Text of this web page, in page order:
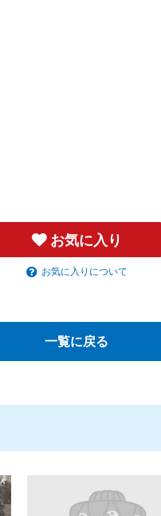
お気に入り
お気に入りについて
一覧に戻る